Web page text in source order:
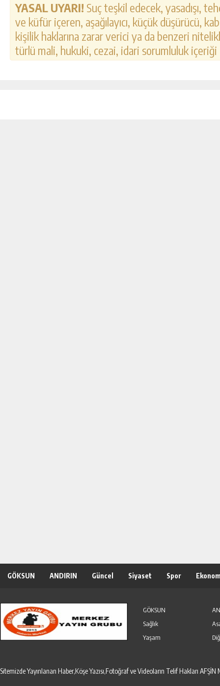
YASAL UYARI! Suç teşkil edecek, yasadışı,
ve küfür içeren, aşağılayıcı, küçük düşürücü,
kişilik haklarına zarar verici ya da benzeri
türlü mali, hukuki, cezai, idari sorumluluk
GÖKSUN ANDIRIN Güncel Siyaset Spor
GÖKSUN
Sağlık
Yaşam
Sitemizde Yayınlanan Haber,Köşe Yazısı,Fotoğraf ve Videoların Telif Hakları